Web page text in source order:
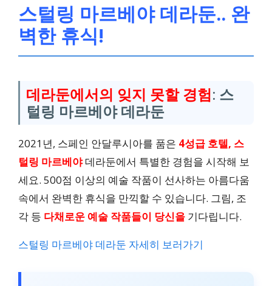
스털링 마르베야 데라둔.. 완
벽한 휴식!
데라둔에서의 잊지 못할 경험: 스
털링 마르베야 데라둔
2021년, 스페인 안달루시아를 품은 4성급 호텔, 스
털링 마르베야데라둔에서 특별한 경험을 시작해 보
세요. 500점 이상의 예술 작품이 선사하는 아름다움
속에서 완벽한 휴식을 만끽할 수 있습니다. 그림, 조
각 등 다채로운 예술 작품들이 당신을 기다립니다.
스털링 마르베야 데라둔 자세히 보러가기